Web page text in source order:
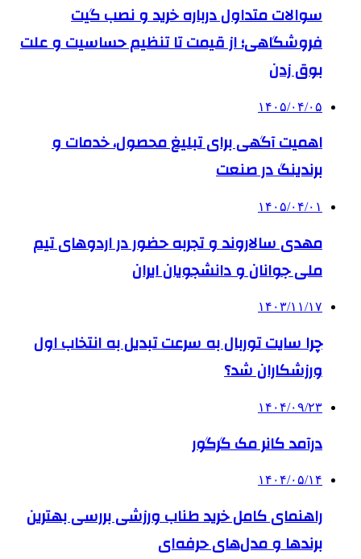
سوالات متداول درباره خرید و نصب گیت
فروشگاهی؛ از قیمت تا تنظیم حساسیت و علت
بوق زدن
۱۴۰۵/۰۴/۰۵
اهمیت آگهی برای تبلیغ محصول، خدمات و
برندینگ در صنعت
۱۴۰۵/۰۴/۰۱
مهدی سالاروند و تجربه حضور در اردوهای تیم
ملی جوانان و دانشجویان ایران
۱۴۰۳/۱۱/۱۷
چرا سایت توربال به ‌سرعت تبدیل به انتخاب اول
ورزشکاران شد؟
۱۴۰۴/۰۹/۲۳
درآمد کانر مک گرگور
۱۴۰۴/۰۵/۱۴
راهنمای کامل خرید طناب ورزشی بررسی بهترین
برندها و مدل‌های حرفه‌ای